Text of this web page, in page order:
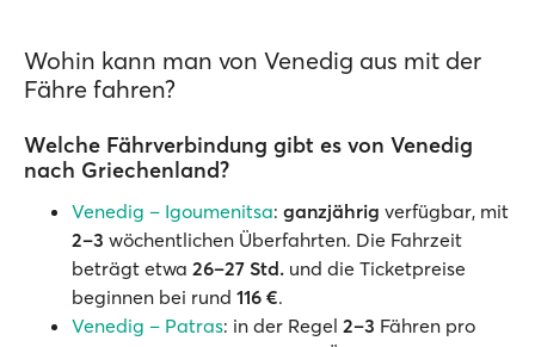
Wohin kann man von Venedig aus mit der
Fähre fahren?
Welche Fährverbindung gibt es von Venedig
nach Griechenland?
Venedig – Igoumenitsa: ganzjährig verfügbar, mit
2–3 wöchentlichen Überfahrten. Die Fahrzeit
beträgt etwa 26–27 Std. und die Ticketpreise
beginnen bei rund 116 €.
Venedig – Patras: in der Regel 2–3 Fähren pro